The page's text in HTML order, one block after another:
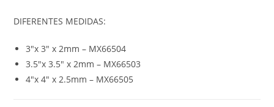
DIFERENTES MEDIDAS:
3″x 3″ x 2mm – MX66504
3.5″x 3.5″ x 2mm – MX66503
4″x 4″ x 2.5mm – MX66505